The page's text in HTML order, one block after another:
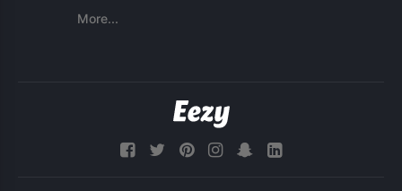
More...